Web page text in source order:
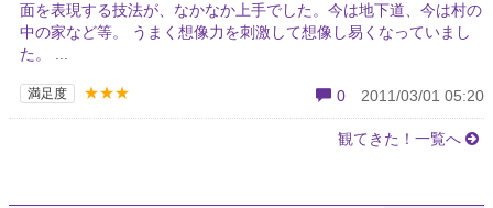
面を表現する技法が、なかなか上手でした。今は地下道、今は村の
中の家など等。 うまく想像力を刺激して想像し易くなっていまし
た。 ...
満足度 ★★★ 0 2011/03/01 05:20
観てきた！一覧へ